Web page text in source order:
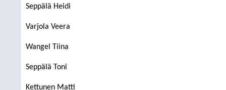
Seppälä Heidi
Varjola Veera
Wangel Tiina
Seppälä Toni
Kettunen Matti